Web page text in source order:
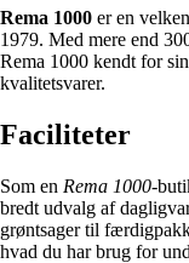
Rema 1000 er en
1979. Med mere end
Rema 1000 kendt for
kvalitetsvarer.
Faciliteter
Som en Rema 1000-
bredt udvalg af
grøntsager til
hvad du har brug for